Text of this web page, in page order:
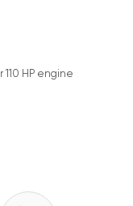
V выполнены из
обеспечивает
750 морских миль
топлива 25 000
110 HP engine